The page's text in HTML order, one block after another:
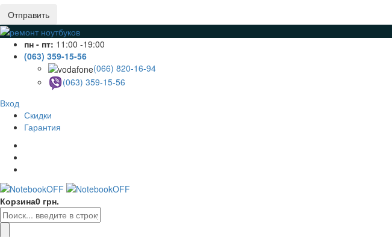
Отправить
пн - пт: 11:00 -19:00
(063) 359-15-56
(066) 820-16-94
(063) 359-15-56
Вход
Скидки
Гарантия
Корзина0 грн.